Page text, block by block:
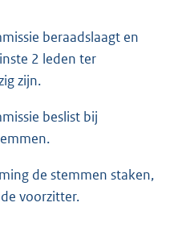
beraadslaagt en
2 leden ter
zijn.
beslist bij
de stemmen staken,
voorzitter.